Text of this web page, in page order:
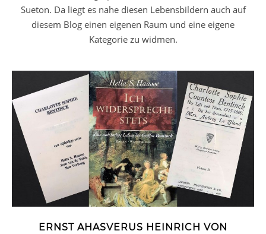
Sueton. Da liegt es nahe diesen Lebensbildern auch auf
diesem Blog einen eigenen Raum und eine eigene
Kategorie zu widmen.
ERNST AHASVERUS HEINRICH VON